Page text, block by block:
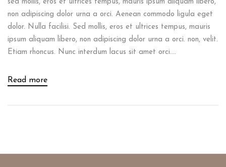
sed mollis, eros et ultrices tempus, mauris ipsum aliquam libero,
non adipiscing dolor urna a orci. Aenean commodo ligula eget
dolor. Nulla facilisi. Sed mollis, eros et ultrices tempus, mauris
ipsum aliquam libero, non adipiscing dolor urna a orci. non, velit.
Etiam rhoncus. Nunc interdum lacus sit amet orci....
Read more